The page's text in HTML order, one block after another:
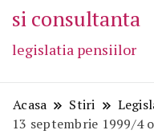
si consultanta
legislatia pensiilor
Acasa Stiri
13 septembrie 1999/4